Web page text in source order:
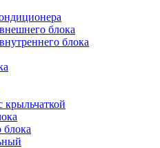
блока
блока
крыльчаткой
блока